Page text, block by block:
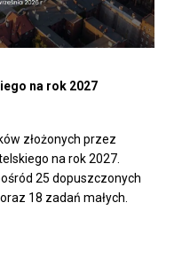
na rok 2027
złożonych przez
na rok 2027.
25 dopuszczonych
18 zadań małych.